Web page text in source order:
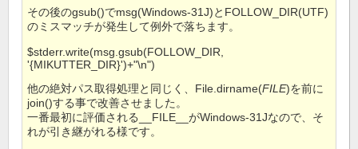
その後のgsub()でmsg(Windows-31J)とFOLLOW_DIR(UTF)
のミスマッチが発生して例外で落ちます。
$stderr.write(msg.gsub(FOLLOW_DIR,
'{MIKUTTER_DIR}')+"\n")
他の絶対パス取得処理と同じく、File.dirname(FILE)を前に
join()する事で改善させました。
一番最初に評価される__FILE__がWindows-31Jなので、そ
れが引き継がれる様です。